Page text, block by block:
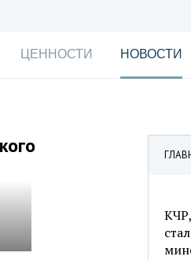
ЦЕННОСТИ НОВОСТИ